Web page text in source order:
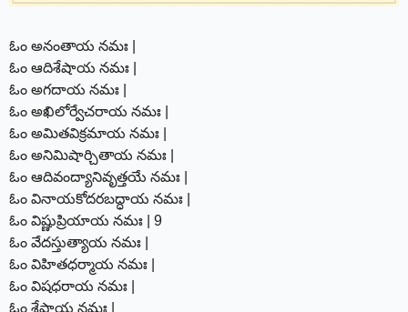
ఓం అనంతాయ నమః |
ఓం ఆదిశేషాయ నమః |
ఓం అగదాయ నమః |
ఓం అఖిలోర్వేచరాయ నమః |
ఓం అమితవిక్రమాయ నమః |
ఓం అనిమిషార్చితాయ నమః |
ఓం ఆదివంద్యానివృత్తయే నమః |
ఓం వినాయకోదరబద్ధాయ నమః |
ఓం విష్ణుప్రియాయ నమః | 9
ఓం వేదస్తుత్యాయ నమః |
ఓం విహితధర్మాయ నమః |
ఓం విషధరాయ నమః |
ఓం శేషాయ నమః |